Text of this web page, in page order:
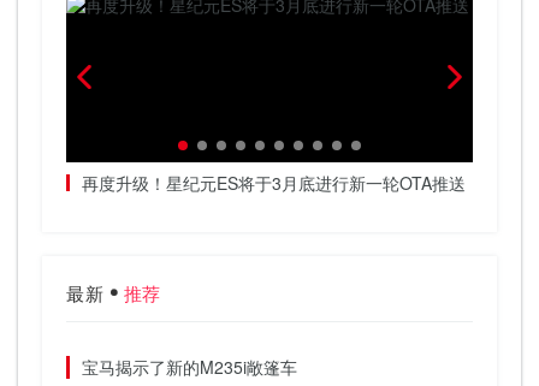
再度升级！星纪元ES将于3月底进行新一轮OTA推送
最新 推荐
宝马揭示了新的M235i敞篷车